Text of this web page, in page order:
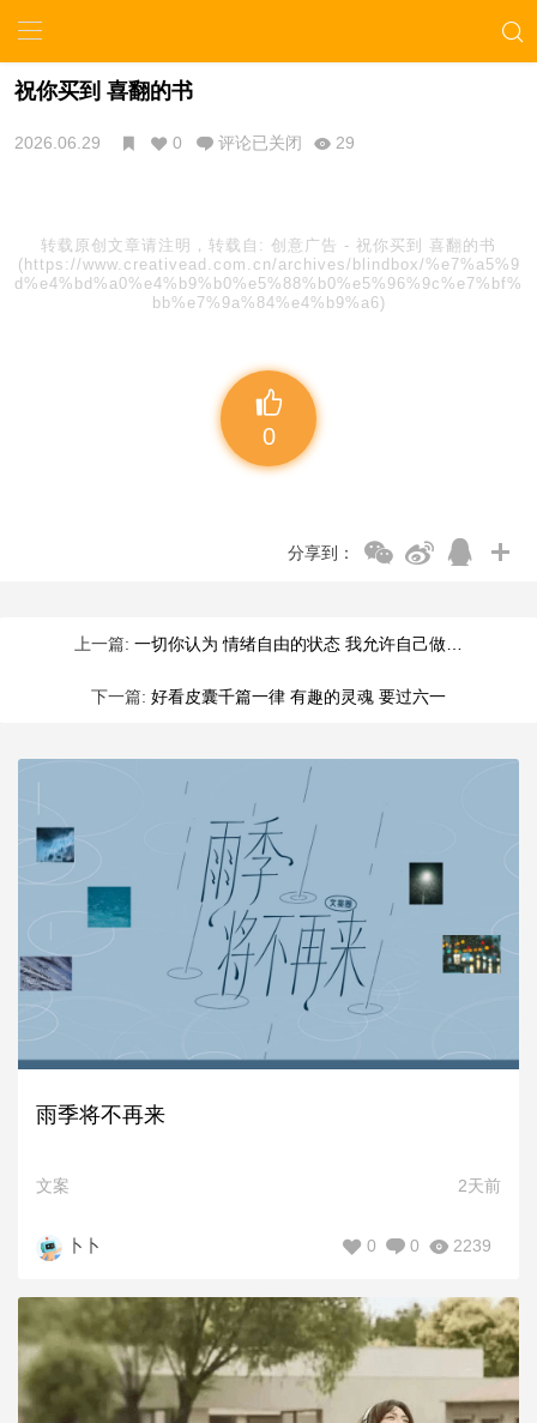
祝你买到 喜翻的书
2026.06.29 0 评论已关闭 29
转载原创文章请注明，转载自: 创意广告 - 祝你买到 喜翻的书
(https://www.creativead.com.cn/archives/blindbox/%e7%a5%9
d%e4%bd%a0%e4%b9%b0%e5%88%b0%e5%96%9c%e7%bf%
bb%e7%9a%84%e4%b9%a6)
0
分享到：
上一篇: 一切你认为 情绪自由的状态 我允许自己做…
下一篇: 好看皮囊千篇一律 有趣的灵魂 要过六一
雨季将不再来
文案 2天前
卜卜 2239
0
0